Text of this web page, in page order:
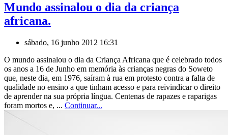
Mundo assinalou o dia da criança
africana.
sábado, 16 junho 2012 16:31
O mundo assinalou o dia da Criança Africana que é celebrado todos
os anos a 16 de Junho em memória às crianças negras do Soweto
que, neste dia, em 1976, saíram à rua em protesto contra a falta de
qualidade no ensino a que tinham acesso e para reivindicar o direito
de aprender na sua própria língua. Centenas de rapazes e raparigas
foram mortos e, ... Continuar...